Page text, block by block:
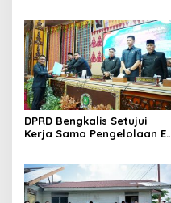
Negeri Junjungan.
DPRD Bengkalis Setujui
Kerja Sama Pengelolaan E-